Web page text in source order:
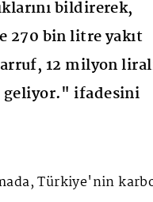
bildirerek,
270 bin litre yakıt
12 milyon
geliyor." ifadesini
Türkiye'nin